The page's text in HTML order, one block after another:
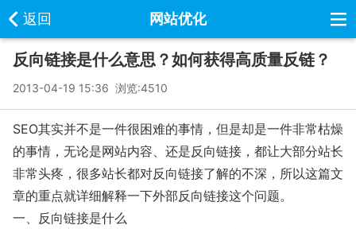
返回 网站优化
反向链接是什么意思？如何获得高质量反链？
2013-04-19 15:36 浏览:4510
SEO其实并不是一件很困难的事情，但是却是一件非常枯燥
的事情，无论是网站内容、还是反向链接，都让大部分站长
非常头疼，很多站长都对反向链接了解的不深，所以这篇文
章的重点就详细解释一下外部反向链接这个问题。
一、反向链接是什么